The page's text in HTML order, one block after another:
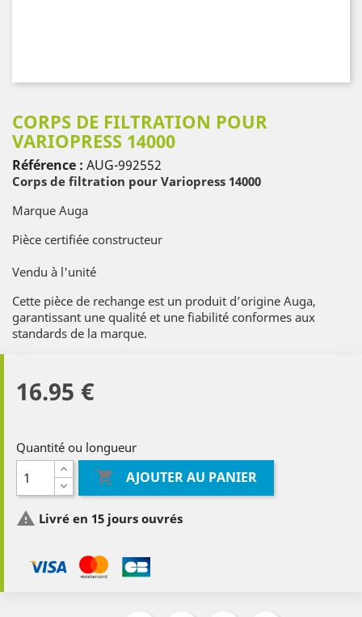
CORPS DE FILTRATION POUR
VARIOPRESS 14000
Référence : AUG-992552
Corps de filtration pour Variopress 14000
Marque Auga
Pièce certifiée constructeur
Vendu à l'unité
Cette pièce de rechange est un produit d’origine Auga,
garantissant une qualité et une fiabilité conformes aux
standards de la marque.
16.95 €
Quantité ou longueur
 AJOUTER AU PANIER
 Livré en 15 jours ouvrés